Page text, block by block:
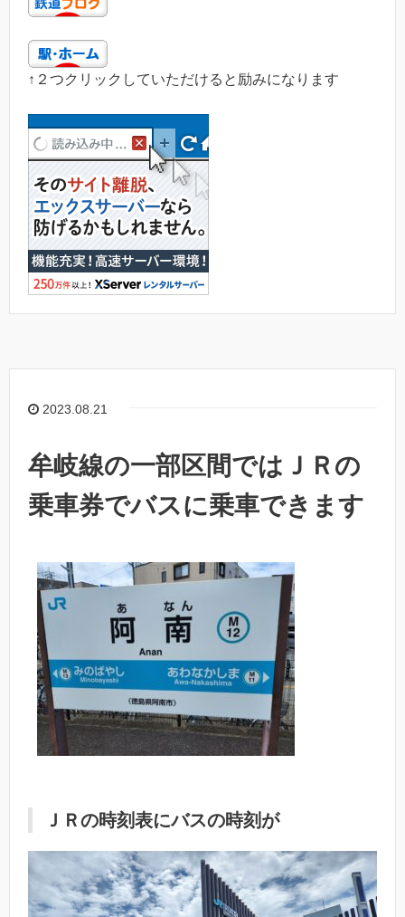
↑２つクリックしていただけると励みになります
2023.08.21
牟岐線の一部区間ではＪＲの
乗車券でバスに乗車できます
ＪＲの時刻表にバスの時刻が